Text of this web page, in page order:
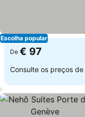
Escolha popular
De € 97
Consulte os preços de